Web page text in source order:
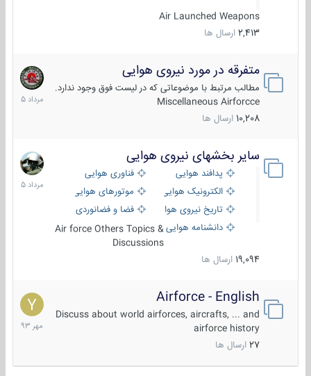
Air Launched Weapons
2,413 ارسال ها
متفرقه در مورد نیروی هوایی
مطالب مرتبط با موضوعاتی که در لیست فوق وجود ندارد.
Miscellaneous Airforcce
10,208 ارسال ها
7
مرداد
1405
سایر بخشهای نیروی هوایی
پدافند هوایی
فناوری هوایی
الکترونیک هوایی
موتورهای هوایی
تاریخ نیروی هوایی
فضا و فضانوردی
دانشنامه هواییAir force Others Topics &
Discussions
19,094 ارسال ها
2
مرداد
1405
Airforce - English
Discuss about world airforces, aircrafts, ... and
airforce history
27 ارسال ها
15
مهر
1393